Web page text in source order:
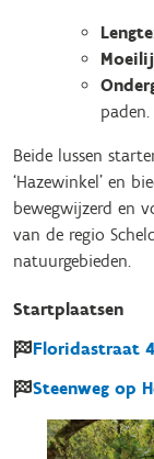
Lengte
paden.
Beide lussen
‘Hazewinkel’ en
bewegwijzerd en
van de regio
natuurgebieden.
Startplaatsen
Floridastraat
Steenweg op